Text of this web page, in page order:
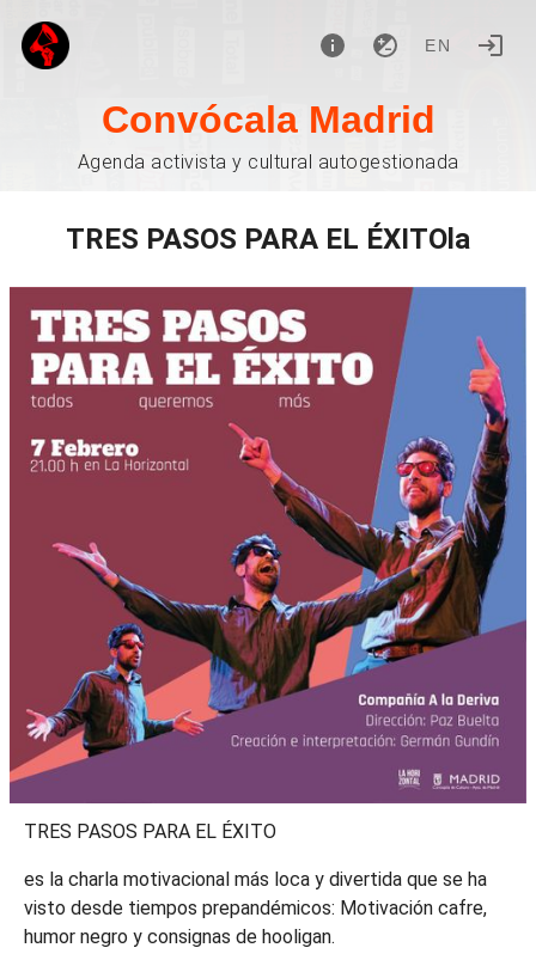
EN
Convócala Madrid
Agenda activista y cultural autogestionada
TRES PASOS PARA EL ÉXITOla
TRES PASOS PARA EL ÉXITO
es la charla motivacional más loca y divertida que se ha
visto desde tiempos prepandémicos: Motivación cafre,
humor negro y consignas de hooligan.